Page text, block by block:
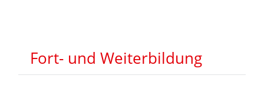
Blöcke
Fort- und Weiterbildung